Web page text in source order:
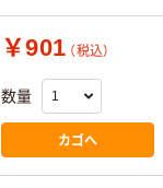
￥901 （税込）
数量
カゴへ